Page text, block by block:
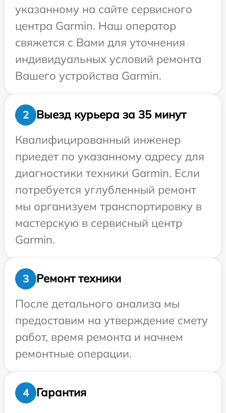
указанному на сайте сервисного
центра Garmin. Наш оператор
свяжется с Вами для уточнения
индивидуальных условий ремонта
Вашего устройства Garmin.
2
Выезд курьера за 35 минут
Квалифицированный инженер
приедет по указанному адресу для
диагностики техники Garmin. Если
потребуется углубленный ремонт
мы организуем транспортировку в
мастерскую в сервисный центр
Garmin.
3
Ремонт техники
После детального анализа мы
предоставим на утверждение смету
работ, время ремонта и начнем
ремонтные операции.
4
Гарантия